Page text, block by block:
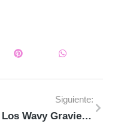
Siguiente:
Los Wavy Gravies @ Boogaloo Club (Cáceres)